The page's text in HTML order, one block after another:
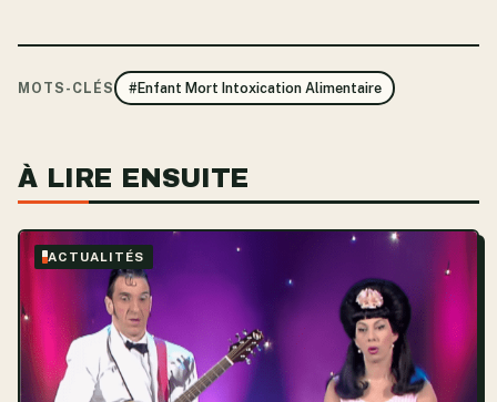
MOTS-CLÉS #Enfant Mort Intoxication Alimentaire
À LIRE ENSUITE
ACTUALITÉS